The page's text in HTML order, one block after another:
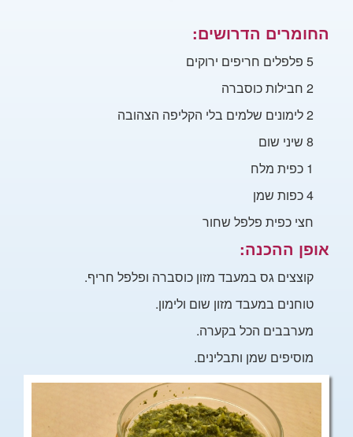
החומרים הדרושים:
5 פלפלים חריפים ירוקים
2 חבילות כוסברה
2 לימונים שלמים בלי הקליפה הצהובה
8 שיני שום
1 כפית מלח
4 כפות שמן
חצי כפית פלפל שחור
אופן ההכנה:
קוצצים גס במעבד מזון כוסברה ופלפל חריף.
טוחנים במעבד מזון שום ולימון.
מערבבים הכל בקערה.
מוסיפים שמן ותבלינים.